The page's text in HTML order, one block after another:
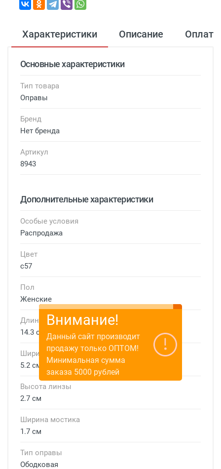
Характеристики Описание Оплата
Основные характеристики
Тип товара
Оправы
Бренд
Нет бренда
Артикул
8943
Дополнительные характеристики
Особые условия
Распродажа
Цвет
с57
Пол
Женские
Длина дужки
14.3 см
Ширина линзы
5.2 см
Высота линзы
2.7 см
Ширина мостика
1.7 см
Тип оправы
Ободковая
Внимание!
Данный сайт производит
продажу только ОПТОМ!
Минимальная сумма
заказа 5000 рублей